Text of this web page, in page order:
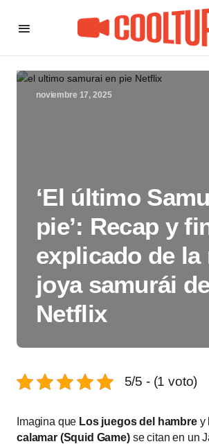
noviembre 17, 2025
‘El último
pie’: Recap y
explicado de la
joya samurái
Netflix
5/5 - (1 voto)
Imagina que Los juegos del hambrey
calamar (Squid Game)se citan en un